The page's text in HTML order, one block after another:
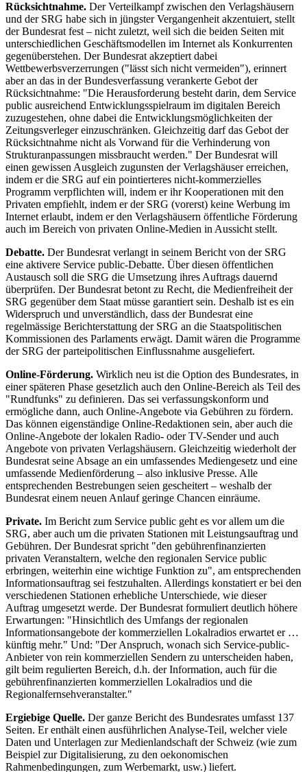
Rücksichtnahme. Der Verteilkampf zwischen den Verlagshäusern
und der SRG habe sich in jüngster Vergangenheit akzentuiert, stellt
der Bundesrat fest – nicht zuletzt, weil sich die beiden Seiten mit
unterschiedlichen Geschäftsmodellen im Internet als Konkurrenten
gegenüberstehen. Der Bundesrat akzeptiert dabei
Wettbewerbsverzerrungen ("lässt sich nicht vermeiden"), erinnert
aber an das in der Bundesverfassung verankerte Gebot der
Rücksichtnahme: "Die Herausforderung besteht darin, dem Service
public ausreichend Entwicklungsspielraum im digitalen Bereich
zuzugestehen, ohne dabei die Entwicklungsmöglichkeiten der
Zeitungsverleger einzuschränken. Gleichzeitig darf das Gebot der
Rücksichtnahme nicht als Vorwand für die Verhinderung von
Strukturanpassungen missbraucht werden." Der Bundesrat will
einen gewissen Ausgleich zugunsten der Verlagshäuser erreichen,
indem er die SRG auf ein pointierteres nicht-kommerzielles
Programm verpflichten will, indem er ihr Kooperationen mit den
Privaten empfiehlt, indem er der SRG (vorerst) keine Werbung im
Internet erlaubt, indem er den Verlagshäusern öffentliche Förderung
auch im Bereich von privaten Online-Medien in Aussicht stellt.
Debatte. Der Bundesrat verlangt in seinem Bericht von der SRG
eine aktivere Service public-Debatte. Über diesen öffentlichen
Austausch soll die SRG die Umsetzung ihres Auftrags dauernd
überprüfen. Der Bundesrat betont zu Recht, die Medienfreiheit der
SRG gegenüber dem Staat müsse garantiert sein. Deshalb ist es ein
Widerspruch und unverständlich, dass der Bundesrat eine
regelmässige Berichterstattung der SRG an die Staatspolitischen
Kommissionen des Parlaments erwägt. Damit wären die Programme
der SRG der parteipolitischen Einflussnahme ausgeliefert.
Online-Förderung. Wirklich neu ist die Option des Bundesrates, in
einer späteren Phase gesetzlich auch den Online-Bereich als Teil des
"Rundfunks" zu definieren. Das sei verfassungskonform und
ermögliche dann, auch Online-Angebote via Gebühren zu fördern.
Das können eigenständige Online-Redaktionen sein, aber auch die
Online-Angebote der lokalen Radio- oder TV-Sender und auch
Angebote von privaten Verlagshäusern. Gleichzeitig wiederholt der
Bundesrat seine Absage an ein umfassendes Mediengesetz und eine
umfassende Medienförderung – also inklusive Presse. Alle
entsprechenden Bestrebungen seien gescheitert – weshalb der
Bundesrat einem neuen Anlauf geringe Chancen einräume.
Private. Im Bericht zum Service public geht es vor allem um die
SRG, aber auch um die privaten Stationen mit Leistungsauftrag und
Gebühren. Der Bundesrat spricht "den gebührenfinanzierten
privaten Veranstaltern, welche den regionalen Service public
erbringen, weiterhin eine wichtige Funktion zu", am entsprechenden
Informationsauftrag sei festzuhalten. Allerdings konstatiert er bei den
verschiedenen Stationen erhebliche Unterschiede, wie dieser
Auftrag umgesetzt werde. Der Bundesrat formuliert deutlich höhere
Erwartungen: "Hinsichtlich des Umfangs der regionalen
Informationsangebote der kommerziellen Lokalradios erwartet er …
künftig mehr." Und: "Der Anspruch, wonach sich Service-public-
Anbieter von rein kommerziellen Sendern zu unterscheiden haben,
gilt beim regulierten Bereich, d.h. der Information, auch für die
gebührenfinanzierten kommerziellen Lokalradios und die
Regionalfernsehveranstalter."
Ergiebige Quelle. Der ganze Bericht des Bundesrates umfasst 137
Seiten. Er enthält einen ausführlichen Analyse-Teil, welcher viele
Daten und Unterlagen zur Medienlandschaft der Schweiz (wie zum
Beispiel zur Digitalisierung, zu den oekonomischen
Rahmenbedingungen, zum Werbemarkt, usw.) liefert.